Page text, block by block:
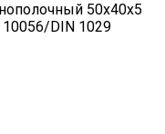
50х40х5
DIN 1029